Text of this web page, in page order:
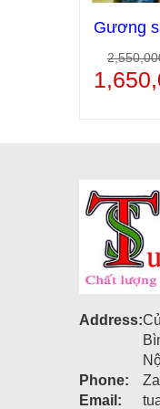
Address:
Phone:
Email: